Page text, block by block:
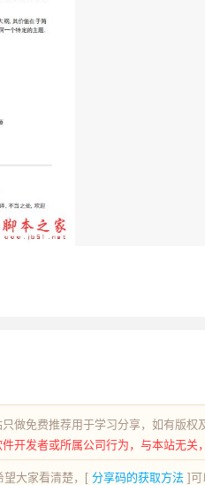
做免费推荐用于学习分享，如有版权
开发者或所属公司行为，与本站无关
望大家看清楚，[ 分享码的获取方法 ]可